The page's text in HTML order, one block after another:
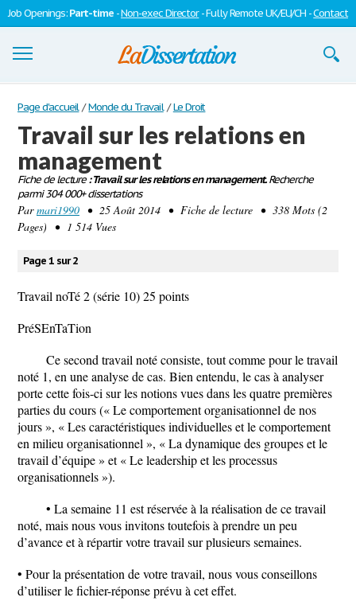
Job Openings:Part-time -Non-exec Director- Fully Remote UK/EU/CH -Contact
Dissertations
S'inscrire
Se connecter
Contactez-nous
Page d'accueil / Monde du Travail / Le Droit
Travail sur les relations en
management
Fiche de lecture: Travail sur les relations en management.Recherche
parmi 304 000+ dissertations
Parmari1990 • 25 Août 2014 • Fiche de lecture • 338 Mots (2
Pages) • 1 514 Vues
Page 1 sur 2
Travail noTé 2 (série 10) 25 points
PréSEnTaTion
Ce second travail noté consiste, tout comme pour le travail
noté 1, en une analyse de cas. Bien entendu, le cas à analyser
porte cette fois-ci sur les notions vues dans les quatre premières
parties du cours (« Le comportement organisationnel de nos
jours », « Les caractéristiques individuelles et le comportement
en milieu organisationnel », « La dynamique des groupes et le
travail d’équipe » et « Le leadership et les processus
organisationnels »).
• La semaine 11 est réservée à la réalisation de ce travail
noté, mais nous vous invitons toutefois à prendre un peu
d’avance et à répartir votre travail sur plusieurs semaines.
• Pour la présentation de votre travail, nous vous conseillons
d’utiliser le fichier-réponse prévu à cet effet.